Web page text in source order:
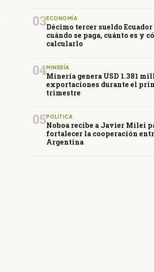
03ECONOMÍA
Décimo tercer sueldo Ecuador
cuándo se paga, cuánto es y
calcularlo
04MINERÍA
Minería genera USD 1.381
exportaciones durante el
trimestre
05 POLÍTICA
Noboa recibe a Javier Milei
fortalecer la cooperación
Argentina